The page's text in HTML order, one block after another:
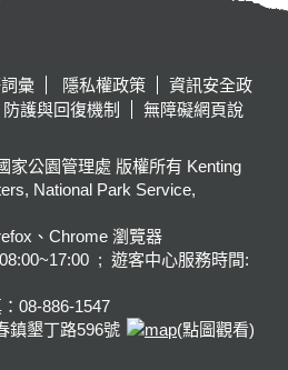
彙 隱私權政策
資訊安全政
防護與回復機制
無障礙網頁說
家公園管理處 版權所有 Kenting
National Park Service,
、Chrome 瀏覽器
; 遊客中心服務時間:
08-886-1547
鎮墾丁路596號
(點圖觀看)